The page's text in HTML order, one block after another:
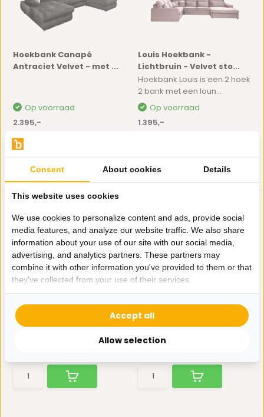
Hoekbank Canapé
Antraciet Velvet - met ...
Op voorraad
2.395,-
Louis Hoekbank -
Lichtbruin - Velvet sto...
Hoekbank Louis is een 2 hoek
2 bank met een loun...
Op voorraad
1.395,-
Kensington Dubbele
Lounge Black Velvet
De bank is gemaakt van
velvet stof en heeft zwar...
Hoekbank Rio Zwart
Velvet
velvet stof en heeft zwar...
Op voorraad
Consent About cookies Details
This website uses cookies
We use cookies to personalize content and ads, provide social
media features, and analyze our website traffic. We also share
information about your use of our site with our social media,
advertising, and analytics partners. These partners may
combine it with other information you've provided to them or that
they've collected from your use of their services.
Allow selection
Accept all